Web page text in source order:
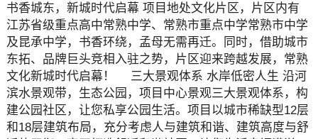
书香城东，新城时代启幕 项目地处文化片区，片区内有
江苏省级重点高中常熟中学、常熟市重点中学常熟市中学
及昆承中学，书香环绕，孟母无需再迁。同时，借助城市
东拓、品牌巨头竞相入驻之势，片区迎来跨越发展，常熟
文化新城时代启幕！ 三大景观体系 水岸低密人生 沿河
滨水景观带，生态公园，项目中心景观三大景观体系，构
建公园社区，让您私享公园生活。项目以城市稀缺型12层
和18层建筑布局，充分考虑人与建筑和谐、建筑高度与舒